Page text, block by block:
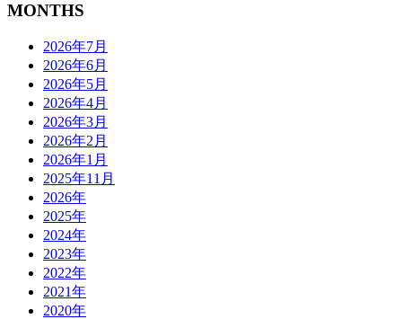
MONTHS
2026年7月
2026年6月
2026年5月
2026年4月
2026年3月
2026年2月
2026年1月
2025年11月
2026年
2025年
2024年
2023年
2022年
2021年
2020年